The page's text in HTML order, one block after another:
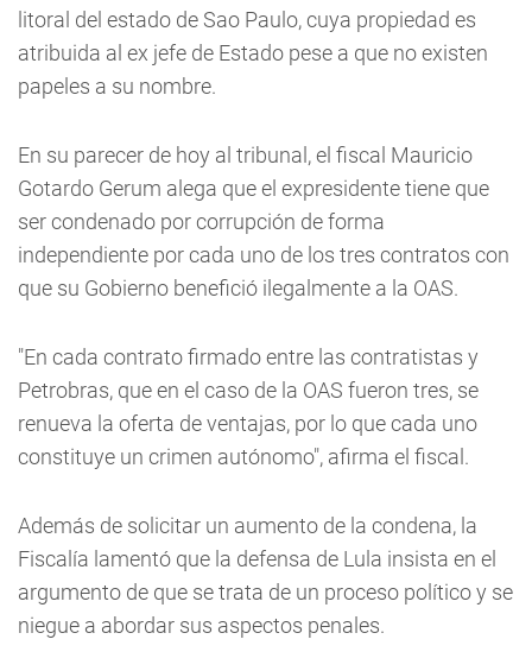
litoral del estado de Sao Paulo, cuya propiedad es
atribuida al ex jefe de Estado pese a que no existen
papeles a su nombre.
En su parecer de hoy al tribunal, el fiscal Mauricio
Gotardo Gerum alega que el expresidente tiene que
ser condenado por corrupción de forma
independiente por cada uno de los tres contratos con
que su Gobierno benefició ilegalmente a la OAS.
"En cada contrato firmado entre las contratistas y
Petrobras, que en el caso de la OAS fueron tres, se
renueva la oferta de ventajas, por lo que cada uno
constituye un crimen autónomo", afirma el fiscal.
Además de solicitar un aumento de la condena, la
Fiscalía lamentó que la defensa de Lula insista en el
argumento de que se trata de un proceso político y se
niegue a abordar sus aspectos penales.